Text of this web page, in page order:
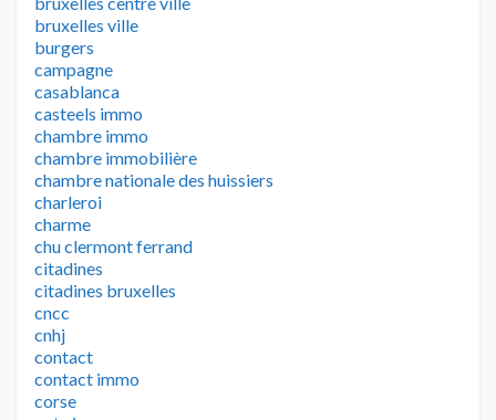
bruxelles ville
burgers
campagne
casablanca
casteels immo
chambre immo
chambre immobilière
chambre nationale des huissiers
charleroi
charme
chu clermont ferrand
citadines
citadines bruxelles
cncc
cnhj
contact
contact immo
corse